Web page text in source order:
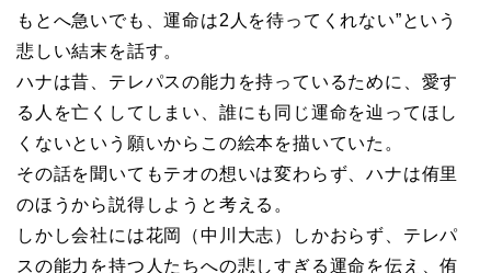
もとへ急いでも、運命は2人を待ってくれない”という
悲しい結末を話す。
ハナは昔、テレパスの能力を持っているために、愛す
る人を亡くしてしまい、誰にも同じ運命を辿ってほし
くないという願いからこの絵本を描いていた。
その話を聞いてもテオの想いは変わらず、ハナは侑里
のほうから説得しようと考える。
しかし会社には花岡（中川大志）しかおらず、テレパ
スの能力を持つ人たちへの悲しすぎる運命を伝え、侑